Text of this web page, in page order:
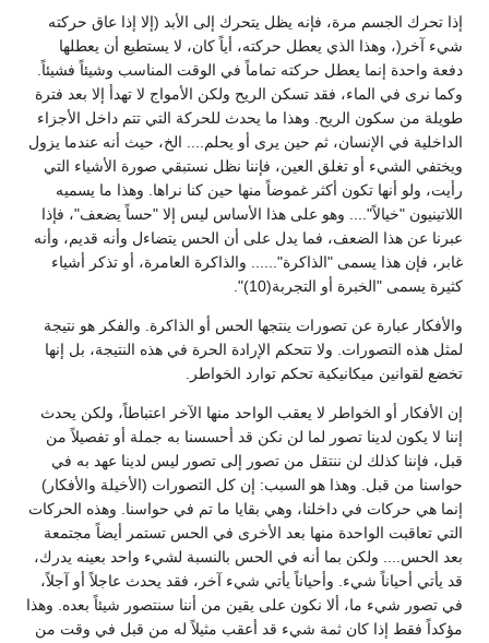
إذا تحرك الجسم مرة، فإنه يظل يتحرك إلى الأبد (إلا إذا عاق حركته
شيء آخر(، وهذا الذي يعطل حركته، أياً كان، لا يستطيع أن يعطلها
دفعة واحدة إنما يعطل حركته تماماً في الوقت المناسب وشيئاً فشيئاً.
وكما نرى في الماء، فقد تسكن الريح ولكن الأمواج لا تهدأ إلا بعد فترة
طويلة من سكون الريح. وهذا ما يحدث للحركة التي تتم داخل الأجزاء
الداخلية في الإنسان، ثم حين يرى أو يحلم.... الخ، حيث أنه عندما يزول
ويختفي الشيء أو تغلق العين، فإننا نظل نستبقي صورة الأشياء التي
رأيت، ولو أنها تكون أكثر غموضاً منها حين كنا نراها. وهذا ما يسميه
اللاتينيون "خيالاً".... وهو على هذا الأساس ليس إلا "حساً يضعف"، فإذا
عبرنا عن هذا الضعف، فما يدل على أن الحس يتضاءل وأنه قديم، وأنه
غابر، فإن هذا يسمى "الذاكرة"...... والذاكرة العامرة، أو تذكر أشياء
كثيرة يسمى "الخبرة أو التجربة(10)".
والأفكار عبارة عن تصورات ينتجها الحس أو الذاكرة. والفكر هو نتيجة
لمثل هذه التصورات. ولا تتحكم الإرادة الحرة في هذه النتيجة، بل إنها
تخضع لقوانين ميكانيكية تحكم توارد الخواطر.
إن الأفكار أو الخواطر لا يعقب الواحد منها الآخر اعتباطاً، ولكن يحدث
إننا لا يكون لدينا تصور لما لن نكن قد أحسسنا به جملة أو تفصيلاً من
قبل، فإننا كذلك لن ننتقل من تصور إلى تصور ليس لدينا عهد به في
حواسنا من قبل. وهذا هو السبب: إن كل التصورات (الأخيلة والأفكار)
إنما هي حركات في داخلنا، وهي بقايا ما تم في حواسنا. وهذه الحركات
التي تعاقبت الواحدة منها بعد الأخرى في الحس تستمر أيضاً مجتمعة
بعد الحس.... ولكن بما أنه في الحس بالنسبة لشيء واحد بعينه يدرك،
قد يأتي أحياناً شيء. وأحياناً يأتي شيء آخر، فقد يحدث عاجلاً أو آجلاً،
في تصور شيء ما، ألا نكون على يقين من أننا سنتصور شيئاً بعده. وهذا
مؤكداً فقط إذا كان ثمة شيء قد أعقب مثيلاً له من قبل في وقت من